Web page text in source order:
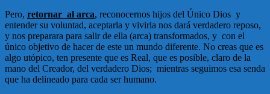
Pero, retornar al arca, reconocernos hijos del Único Dios y
entender su voluntad, aceptarla y vivirla nos dará verdadero reposo,
y nos preparara para salir de ella (arca) transformados, y con el
único objetivo de hacer de este un mundo diferente. No creas que es
algo utópico, ten presente que es Real, que es posible, claro de la
mano del Creador, del verdadero Dios; mientras seguimos esa senda
que ha delineado para cada ser humano.